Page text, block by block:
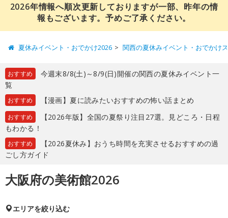
2026年情報へ順次更新しておりますが一部、昨年の情
報もございます。予めご了承ください。
夏休みイベント・おでかけ2026 関西の夏休みイベント・おでかけ
おすすめ
今週末8/8(土)～8/9(日)開催の関西の夏休みイベント一
覧
おすすめ 【漫画】夏に読みたいおすすめの怖い話まとめ
おすすめ
【2026年版】全国の夏祭り注目27選。見どころ・日程
もわかる！
おすすめ
【2026夏休み】おうち時間を充実させるおすすめの過
ごし方ガイド
大阪府の美術館2026
エリアを絞り込む